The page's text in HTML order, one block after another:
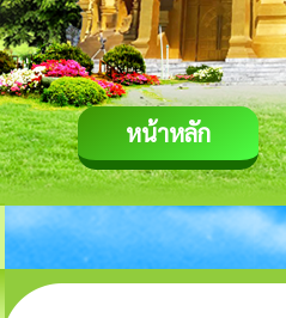
หน้าหลัก